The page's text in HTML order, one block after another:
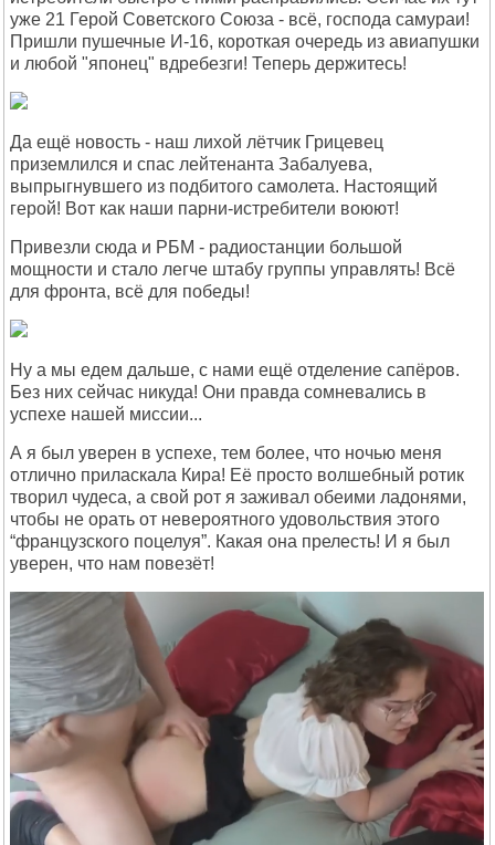
уже 21 Герой Советского Союза - всё, господа самураи!
Пришли пушечные И-16, короткая очередь из авиапушки
и любой "японец" вдребезги! Теперь держитесь!
Да ещё новость - наш лихой лётчик Грицевец
приземлился и спас лейтенанта Забалуева,
выпрыгнувшего из подбитого самолета. Настоящий
герой! Вот как наши парни-истребители воюют!
Привезли сюда и РБМ - радиостанции большой
мощности и стало легче штабу группы управлять! Всё
для фронта, всё для победы!
Ну а мы едем дальше, с нами ещё отделение сапёров.
Без них сейчас никуда! Они правда сомневались в
успехе нашей миссии...
А я был уверен в успехе, тем более, что ночью меня
отлично приласкала Кира! Её просто волшебный ротик
творил чудеса, а свой рот я заживал обеими ладонями,
чтобы не орать от невероятного удовольствия этого
“французского поцелуя”. Какая она прелесть! И я был
уверен, что нам повезёт!